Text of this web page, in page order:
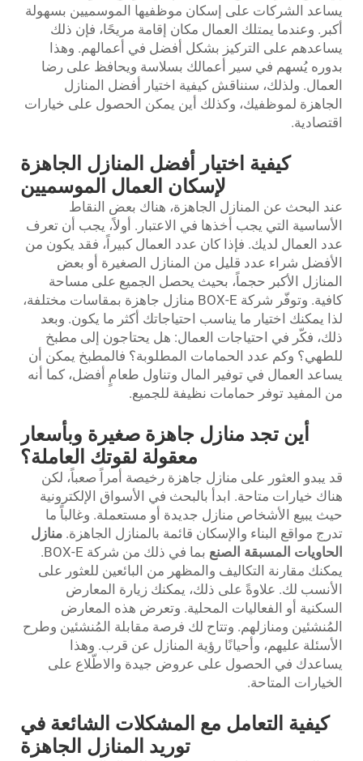
يساعد الشركات على إسكان موظفيها الموسميين بسهولة
أكبر. وعندما يمتلك العمال مكان إقامة مريحًا، فإن ذلك
يساعدهم على التركيز بشكل أفضل في أعمالهم. وهذا
بدوره يُسهم في سير أعمالك بسلاسة ويحافظ على رضا
العمال. ولذلك، سنناقش كيفية اختيار أفضل المنازل
الجاهزة لموظفيك، وكذلك أين يمكن الحصول على خيارات
اقتصادية.
كيفية اختيار أفضل المنازل الجاهزة
لإسكان العمال الموسميين
عند البحث عن المنازل الجاهزة، هناك بعض النقاط
الأساسية التي يجب أخذها في الاعتبار. أولاً، يجب أن تعرف
عدد العمال لديك. فإذا كان عدد العمال كبيراً، فقد يكون من
الأفضل شراء عدد قليل من المنازل الصغيرة أو بعض
المنازل الأكبر حجماً، بحيث يحصل الجميع على مساحة
كافية. وتوفّر شركة BOX-E منازل جاهزة بمقاسات مختلفة،
لذا يمكنك اختيار ما يناسب احتياجاتك أكثر ما يكون. وبعد
ذلك، فكّر في احتياجات العمال: هل يحتاجون إلى مطبخ
للطهي؟ وكم عدد الحمامات المطلوبة؟ فالمطبخ يمكن أن
يساعد العمال في توفير المال وتناول طعامٍ أفضل، كما أنه
من المفيد توفر حمامات نظيفة للجميع.
أين تجد منازل جاهزة صغيرة وبأسعار
معقولة لقوتك العاملة؟
قد يبدو العثور على منازل جاهزة رخيصة أمراً صعباً، لكن
هناك خيارات متاحة. ابدأ بالبحث في الأسواق الإلكترونية
حيث يبيع الأشخاص منازل جديدة أو مستعملة. وغالباً ما
تدرج مواقع البناء والإسكان قائمة بالمنازل الجاهزة. منازل
الحاويات المسبقة الصنع
بما في ذلك من شركة BOX-E.
يمكنك مقارنة التكاليف والمظهر من البائعين للعثور على
الأنسب لك. علاوةً على ذلك، يمكنك زيارة المعارض
السكنية أو الفعاليات المحلية. وتعرض هذه المعارض
المُنشئين ومنازلهم. وتتاح لك فرصة مقابلة المُنشئين وطرح
الأسئلة عليهم، وأحيانًا رؤية المنازل عن قرب. وهذا
يساعدك في الحصول على عروض جيدة والاطّلاع على
الخيارات المتاحة.
كيفية التعامل مع المشكلات الشائعة في
توريد المنازل الجاهزة